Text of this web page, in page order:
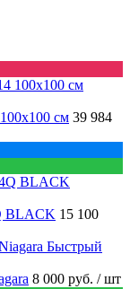
см 39 984
BLACK 15 100
Быстрый
8 000 руб. / шт